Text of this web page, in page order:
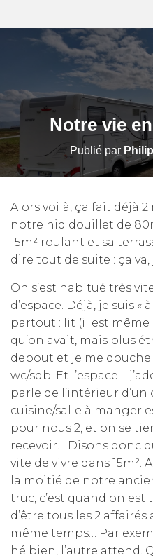
Notre vie
Publié par
Alors voilà, ça fait déjà 2
notre nid douillet de
15m² roulant et sa
dire tout de suite : ça
On s’est habitué très
d’espace. Déjà, je suis «
partout : lit (il est
qu’on avait, mais plus
debout et je me
wc/sdb. Et l’espace –
parle de l’intérieur
cuisine/salle à manger
pour nous 2, et on se
recevoir… Disons donc
vite de vivre dans 15m².
la moitié de notre
truc, c’est quand on est
d’être tous les 2
même temps… Par
hé bien, l’autre attend.